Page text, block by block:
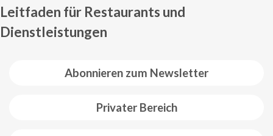
Abonnieren zum Newsletter
Privater Bereich
Leitfaden für Restaurants und
Dienstleistungen